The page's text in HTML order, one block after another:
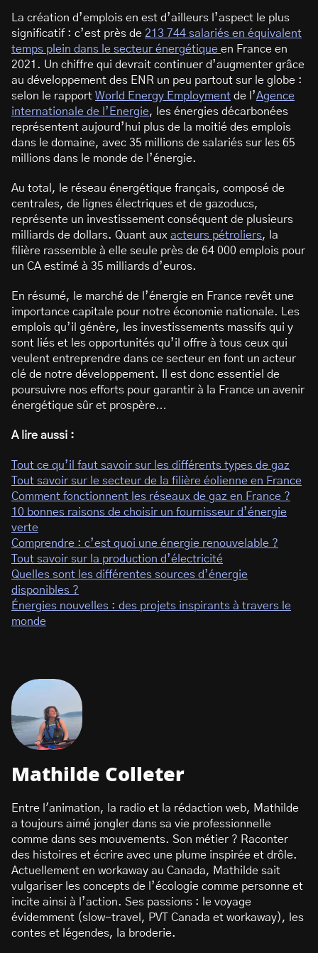
La création d’emplois en est d’ailleurs l’aspect le plus
significatif : c’est près de 213 744 salariés en équivalent
temps plein dans le secteur énergétique en France en
2021. Un chiffre qui devrait continuer d’augmenter grâce
au développement des ENR un peu partout sur le globe :
selon le rapport World Energy Employment de l’Agence
internationale de l’Energie, les énergies décarbonées
représentent aujourd’hui plus de la moitié des emplois
dans le domaine, avec 35 millions de salariés sur les 65
millions dans le monde de l’énergie.
Au total, le réseau énergétique français, composé de
centrales, de lignes électriques et de gazoducs,
représente un investissement conséquent de plusieurs
milliards de dollars. Quant aux acteurs pétroliers, la
filière rassemble à elle seule près de 64 000 emplois pour
un CA estimé à 35 milliards d’euros.
En résumé, le marché de l’énergie en France revêt une
importance capitale pour notre économie nationale. Les
emplois qu’il génère, les investissements massifs qui y
sont liés et les opportunités qu’il offre à tous ceux qui
veulent entreprendre dans ce secteur en font un acteur
clé de notre développement. Il est donc essentiel de
poursuivre nos efforts pour garantir à la France un avenir
énergétique sûr et prospère…
A lire aussi :
Tout ce qu’il faut savoir sur les différents types de gaz
Tout savoir sur le secteur de la filière éolienne en France
Comment fonctionnent les réseaux de gaz en France ?
10 bonnes raisons de choisir un fournisseur d’énergie
verte
Comprendre : c’est quoi une énergie renouvelable ?
Tout savoir sur la production d’électricité
Quelles sont les différentes sources d’énergie
disponibles ?
Énergies nouvelles : des projets inspirants à travers le
monde
Mathilde Colleter
Entre l'animation, la radio et la rédaction web, Mathilde
a toujours aimé jongler dans sa vie professionnelle
comme dans ses mouvements. Son métier ? Raconter
des histoires et écrire avec une plume inspirée et drôle.
Actuellement en workaway au Canada, Mathilde sait
vulgariser les concepts de l’écologie comme personne et
incite ainsi à l’action. Ses passions : le voyage
évidemment (slow-travel, PVT Canada et workaway), les
contes et légendes, la broderie.